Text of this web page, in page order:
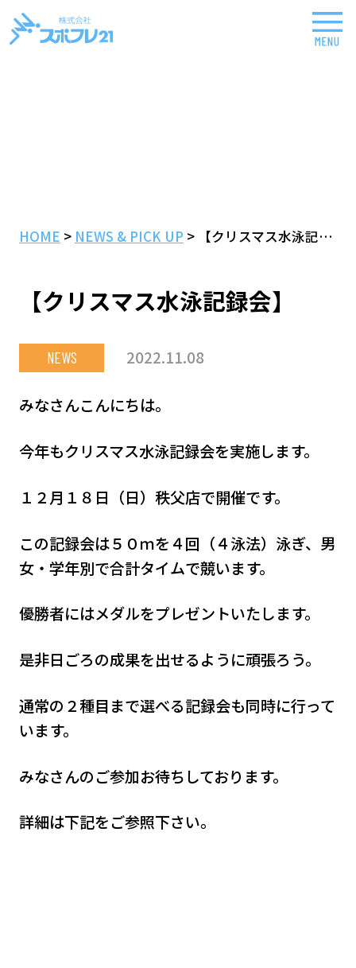
HOME > NEWS & PICK UP > 【クリスマス水泳記録会】
【クリスマス水泳記録会】
NEWS 2022.11.08
みなさんこんにちは。
今年もクリスマス水泳記録会を実施します。
１２月１８日（日）秩父店で開催です。
この記録会は５０ｍを４回（４泳法）泳ぎ、男
女・学年別で合計タイムで競います。
優勝者にはメダルをプレゼントいたします。
是非日ごろの成果を出せるように頑張ろう。
通常の２種目まで選べる記録会も同時に行って
います。
みなさんのご参加お待ちしております。
詳細は下記をご参照下さい。